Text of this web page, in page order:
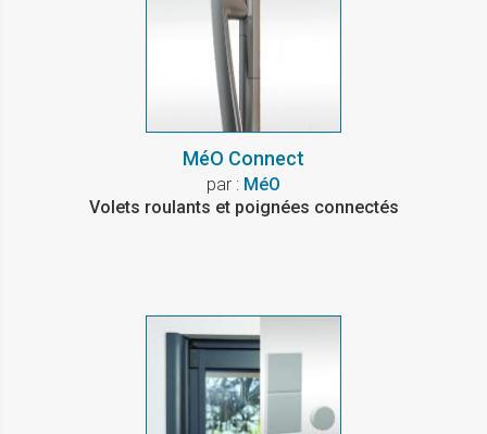
MéO Connect
par : MéO
Volets roulants et poignées connectés